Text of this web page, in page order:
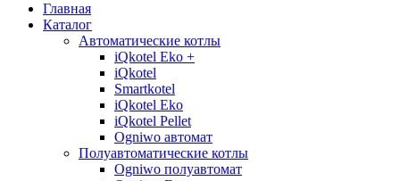
Главная
Каталог
Автоматические котлы
iQkotel Eko +
iQkotel
Smartkotel
iQkotel Eko
iQkotel Pellet
Ogniwo автомат
Полуавтоматические котлы
Ogniwo полуавтомат